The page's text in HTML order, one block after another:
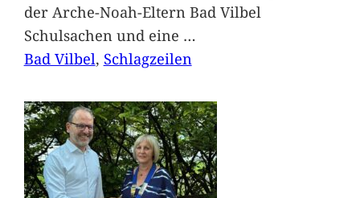
der Arche-Noah-Eltern Bad Vilbel
Schulsachen und eine …
Bad Vilbel, Schlagzeilen